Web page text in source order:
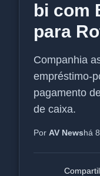
bi com
para
Companhia
empréstimo-
pagamento
de caixa.
Por AV Newshá